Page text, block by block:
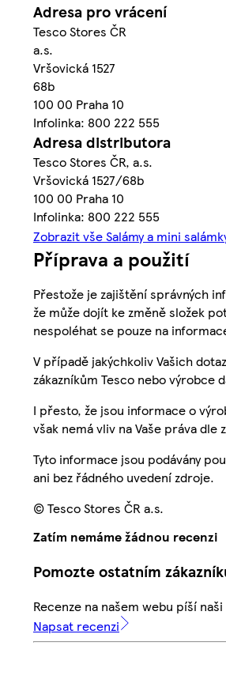
Adresa pro vrácení
Tesco Stores ČR
a.s.
Vršovická 1527
68b
100 00 Praha 10
Infolinka: 800 222 555
Adresa distributora
Tesco Stores ČR, a.s.
Vršovická 1527/68b
100 00 Praha 10
Infolinka: 800 222 555
Zobrazit vše Salámy a mini
Příprava a použití
Přestože je zajištění správných
že může dojít ke změně složek
nespoléhat se pouze na
V případě jakýchkoliv Vašich
zákazníkům Tesco nebo výrobce
I přesto, že jsou informace o
však nemá vliv na Vaše práva dle
Tyto informace jsou podávány
ani bez řádného uvedení zdroje.
© Tesco Stores ČR a.s.
Zatím nemáme žádnou recenzi
Pomozte ostatním
Recenze na našem webu píší
Napsat recenzi